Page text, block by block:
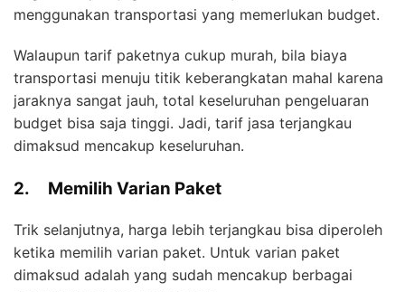
menggunakan transportasi yang memerlukan budget.
Walaupun tarif paketnya cukup murah, bila biaya
transportasi menuju titik keberangkatan mahal karena
jaraknya sangat jauh, total keseluruhan pengeluaran
budget bisa saja tinggi. Jadi, tarif jasa terjangkau
dimaksud mencakup keseluruhan.
2. Memilih Varian Paket
Trik selanjutnya, harga lebih terjangkau bisa diperoleh
ketika memilih varian paket. Untuk varian paket
dimaksud adalah yang sudah mencakup berbagai